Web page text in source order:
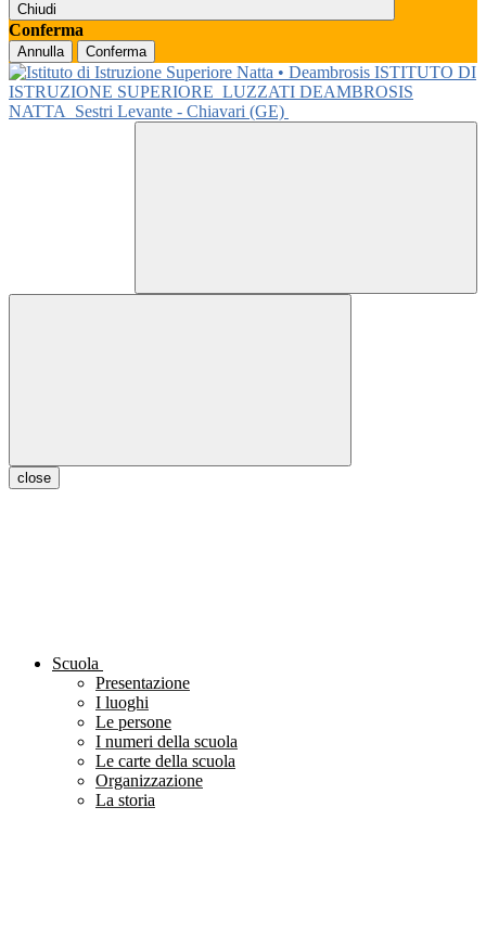
Chiudi
Conferma
Annulla Conferma
ISTITUTO DI
ISTRUZIONE SUPERIORE LUZZATI DEAMBROSIS
NATTA
Sestri Levante - Chiavari (GE)
close
Scuola
Presentazione
I luoghi
Le persone
I numeri della scuola
Le carte della scuola
Organizzazione
La storia